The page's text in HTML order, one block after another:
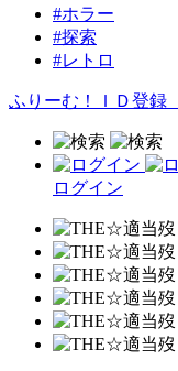
#ホラー
#探索
#レトロ
ふりーむ！ＩＤ登録
ログイン